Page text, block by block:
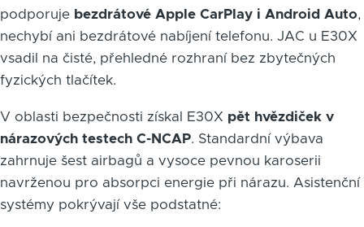
podporuje bezdrátové Apple CarPlay i Android Auto,
nechybí ani bezdrátové nabíjení telefonu. JAC u E30X
vsadil na čisté, přehledné rozhraní bez zbytečných
fyzických tlačítek.
V oblasti bezpečnosti získal E30X pět hvězdiček v
nárazových testech C-NCAP. Standardní výbava
zahrnuje šest airbagů a vysoce pevnou karoserii
navrženou pro absorpci energie při nárazu. Asistenční
systémy pokrývají vše podstatné: